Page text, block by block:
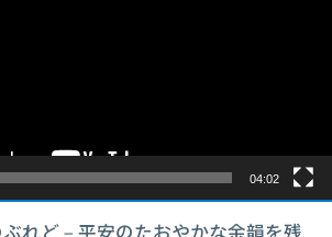
04:02